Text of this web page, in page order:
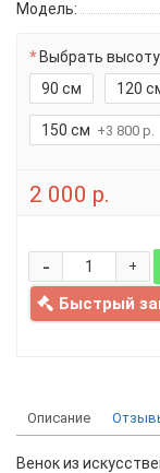
Модель:
Выбрать
90 см
120
150 см +3 800 р.
2 000 р.
+
-
Быстрый
Описание
Венок из